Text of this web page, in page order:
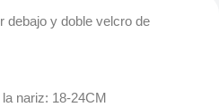
debajo y doble velcro de
18-24CM